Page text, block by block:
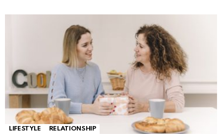
LIFESTYLE RELATIONSHIP